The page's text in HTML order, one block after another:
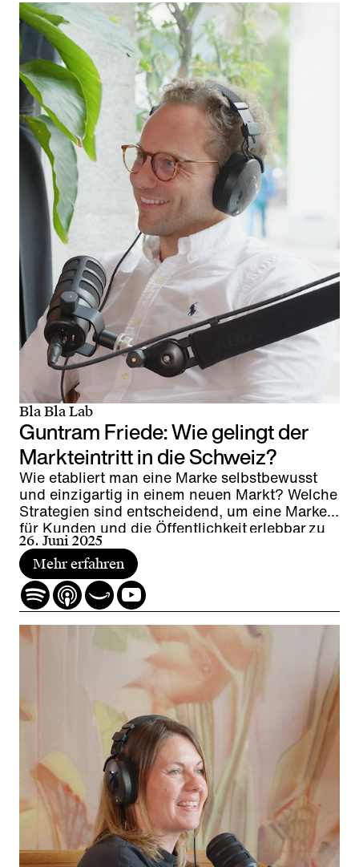
Bla Bla Lab
Guntram Friede: Wie gelingt der
Markteintritt in die Schweiz?
Wie etabliert man eine Marke selbstbewusst
und einzigartig in einem neuen Markt? Welche
Strategien sind entscheidend, um eine Marke
für Kunden und die Öffentlichkeit erlebbar zu
machen? Und wie schafft es ein globaler
Player, seine Marke lokal authentisch zu
verankern?
26. Juni 2025
Mehr erfahren